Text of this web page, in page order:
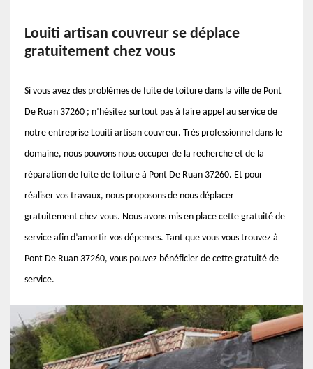
Louiti artisan couvreur se déplace
gratuitement chez vous
Si vous avez des problèmes de fuite de toiture dans la ville de Pont
De Ruan 37260 ; n’hésitez surtout pas à faire appel au service de
notre entreprise Louiti artisan couvreur. Très professionnel dans le
domaine, nous pouvons nous occuper de la recherche et de la
réparation de fuite de toiture à Pont De Ruan 37260. Et pour
réaliser vos travaux, nous proposons de nous déplacer
gratuitement chez vous. Nous avons mis en place cette gratuité de
service afin d’amortir vos dépenses. Tant que vous vous trouvez à
Pont De Ruan 37260, vous pouvez bénéficier de cette gratuité de
service.